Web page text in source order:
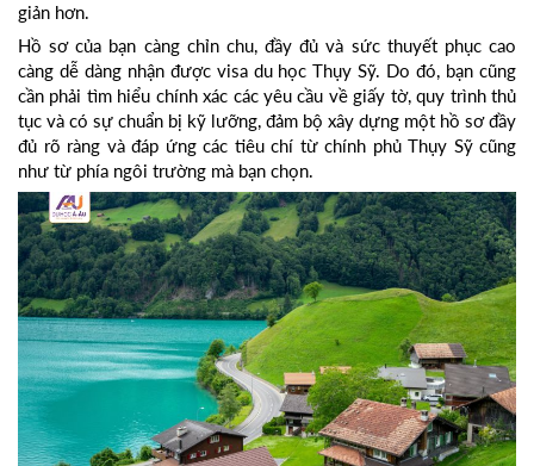
giản hơn.
Hồ sơ của bạn càng chỉn chu, đầy đủ và sức thuyết phục cao
càng dễ dàng nhận được visa du học Thụy Sỹ. Do đó, bạn cũng
cần phải tìm hiểu chính xác các yêu cầu về giấy tờ, quy trình thủ
tục và có sự chuẩn bị kỹ lưỡng, đảm bộ xây dựng một hồ sơ đầy
đủ rõ ràng và đáp ứng các tiêu chí từ chính phủ Thụy Sỹ cũng
như từ phía ngôi trường mà bạn chọn.